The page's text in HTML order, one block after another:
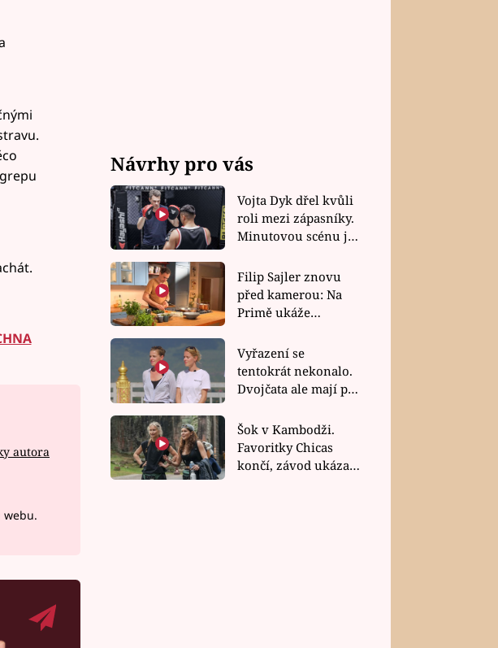
autora
webu.
Návrhy pro vás
Vojta Dyk dřel kvůli
roli mezi zápasníky.
Minutovou scénu jel
Filip Sajler znovu
před kamerou: Na
Primě ukáže
rychlé recepty
Vyřazení se
tentokrát nekonalo.
Dvojčata ale mají po
závodu nůž na krku
Šok v Kambodži.
Favoritky Chicas
končí, závod ukázal